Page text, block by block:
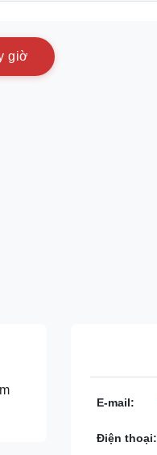
giờ
E-mail:
Điện thoại: